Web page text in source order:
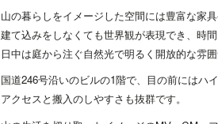
山の暮らしをイメージした空間には豊富な家
建て込みをしなくても世界観が表現でき、時
日中は庭から注ぐ自然光で明るく開放的な雰
国道246号沿いのビルの1階で、目の前にはハ
アクセスと搬入のしやすさも抜群です。